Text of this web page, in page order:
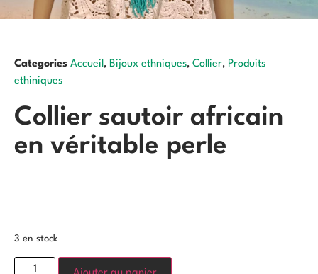
Categories Accueil , Bijoux ethniques, Collier, Produits
ethiniques
Collier sautoir africain
en véritable perle
3 en stock